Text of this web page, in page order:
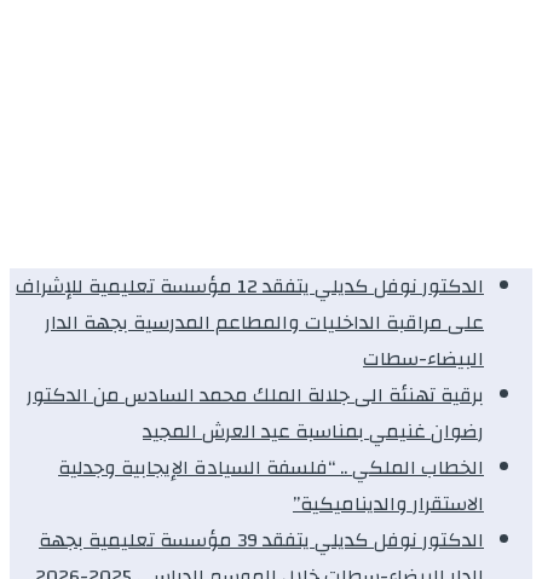
الدكتور نوفل كديلي يتفقد 12 مؤسسة تعليمية للإشراف
على مراقبة الداخليات والمطاعم المدرسية بجهة الدار
البيضاء-سطات
برقية تهنئة الى جلالة الملك محمد السادس من الدكتور
رضوان غنيمي بمناسبة عيد العرش المجيد
الخطاب الملكي .. “فلسفة السيادة الإيجابية وجدلية
الاستقرار والديناميكية”
الدكتور نوفل كديلي يتفقد 39 مؤسسة تعليمية بجهة